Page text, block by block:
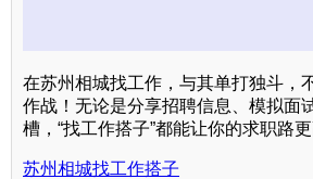
在苏州相城找工作，与其单打独斗，
作战！无论是分享招聘信息、模拟面
槽，“找工作搭子”都能让你的求职路
苏州相城找工作搭子